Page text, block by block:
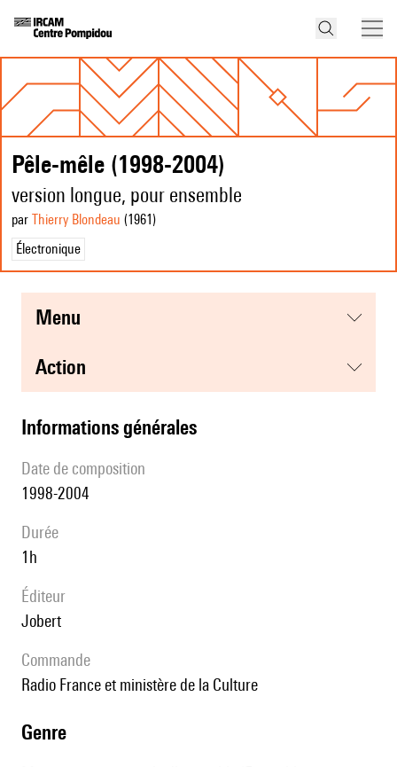
Pêle-mêle (1998-2004)
version longue, pour ensemble
par Thierry Blondeau (1961 )
Électronique
menu
action
informations générales
date de composition
1998-2004
durée
1h
éditeur
Jobert
Commande
Radio France et ministère de la Culture
genre